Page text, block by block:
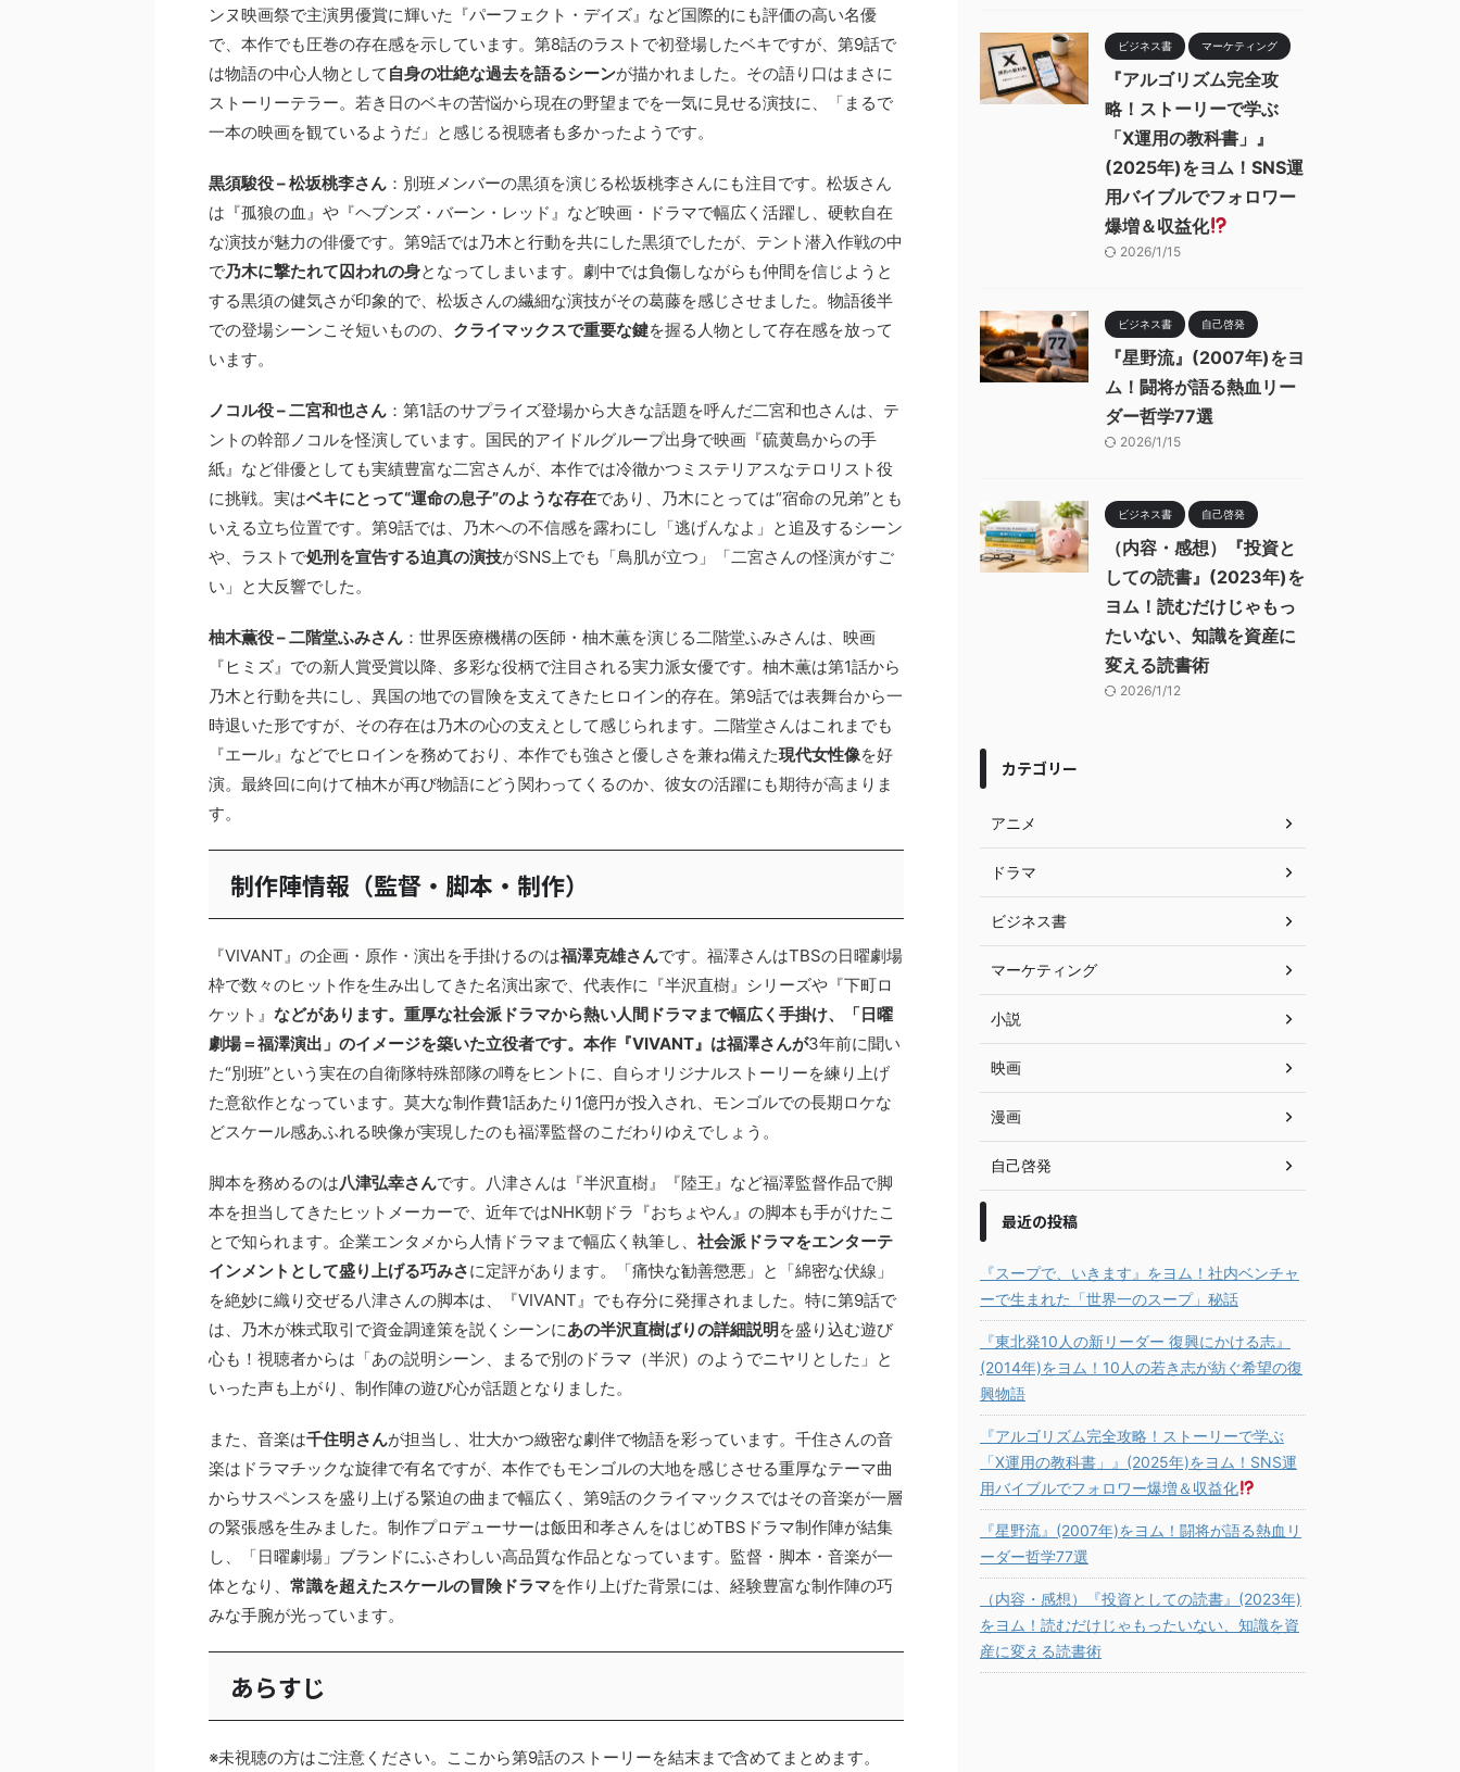
ンヌ映画祭で主演男優賞に輝いた『パーフェクト・デイズ』など国際的にも評価の高い名優
で、本作でも圧巻の存在感を示しています。第8話のラストで初登場したベキですが、第9話で
は物語の中心人物として 自身の壮絶な過去を語るシーンが描かれました。その語り口はまさに
ストーリーテラー。若き日のベキの苦悩から現在の野望までを一気に見せる演技に、「まるで
一本の映画を観ているようだ」と感じる視聴者も多かったようです。
黒須駿役 – 松坂桃李さん ：別班メンバーの黒須を演じる松坂桃李さんにも注目です。松坂さん
は『孤狼の血』や『ヘブンズ・バーン・レッド』など映画・ドラマで幅広く活躍し、硬軟自在
な演技が魅力の俳優です。第9話では乃木と行動を共にした黒須でしたが、テント潜入作戦の中
で乃木に撃たれて囚われの身となってしまいます。劇中では負傷しながらも仲間を信じようと
する黒須の健気さが印象的で、松坂さんの繊細な演技がその葛藤を感じさせました。物語後半
での登場シーンこそ短いものの、 クライマックスで重要な鍵を握る人物として存在感を放って
います。
ノコル役 – 二宮和也さん ：第1話のサプライズ登場から大きな話題を呼んだ二宮和也さんは、テ
ントの幹部ノコルを怪演しています。国民的アイドルグループ出身で映画『硫黄島からの手
紙』など俳優としても実績豊富な二宮さんが、本作では冷徹かつミステリアスなテロリスト役
に挑戦。実はベキにとって“運命の息子”のような存在であり、乃木にとっては“宿命の兄弟”とも
いえる立ち位置です。第9話では、乃木への不信感を露わにし「逃げんなよ」と追及するシーン
や、ラストで処刑を宣告する迫真の演技がSNS上でも「鳥肌が立つ」「二宮さんの怪演がすご
い」と大反響でした。
柚木薫役 – 二階堂ふみさん ：世界医療機構の医師・柚木薫を演じる二階堂ふみさんは、映画
『ヒミズ』での新人賞受賞以降、多彩な役柄で注目される実力派女優です。柚木薫は第1話から
乃木と行動を共にし、異国の地での冒険を支えてきたヒロイン的存在。第9話では表舞台から一
時退いた形ですが、その存在は乃木の心の支えとして感じられます。二階堂さんはこれまでも
『エール』などでヒロインを務めており、本作でも強さと優しさを兼ね備えた現代女性像を好
演。最終回に向けて柚木が再び物語にどう関わってくるのか、彼女の活躍にも期待が高まりま
す。
制作陣情報（監督・脚本・制作）
『VIVANT』の企画・原作・演出を手掛けるのは福澤克雄さんです。福澤さんはTBSの日曜劇場
枠で数々のヒット作を生み出してきた名演出家で、代表作に『半沢直樹』シリーズや『下町ロ
ケット』 などがあります。重厚な社会派ドラマから熱い人間ドラマまで幅広く手掛け、「日曜
劇場＝福澤演出」のイメージを築いた立役者です。本作『VIVANT』は福澤さんが3年前に聞い
た“別班”という実在の自衛隊特殊部隊の噂をヒントに、自らオリジナルストーリーを練り上げ
た意欲作となっています。莫大な制作費1話あたり1億円が投入され、モンゴルでの長期ロケな
どスケール感あふれる映像が実現したのも福澤監督のこだわりゆえでしょう。
脚本を務めるのは八津弘幸さんです。八津さんは『半沢直樹』『陸王』など福澤監督作品で脚
本を担当してきたヒットメーカーで、近年ではNHK朝ドラ『おちょやん』の脚本も手がけたこ
とで知られます。企業エンタメから人情ドラマまで幅広く執筆し、 社会派ドラマをエンターテ
インメントとして盛り上げる巧みさに定評があります。「痛快な勧善懲悪」と「綿密な伏線」
を絶妙に織り交ぜる八津さんの脚本は、『VIVANT』でも存分に発揮されました。特に第9話で
は、乃木が株式取引で資金調達策を説くシーンにあの半沢直樹ばりの詳細説明 を盛り込む遊び
心も！視聴者からは「あの説明シーン、まるで別のドラマ（半沢）のようでニヤリとした」と
いった声も上がり、制作陣の遊び心が話題となりました。
また、音楽は千住明さんが担当し、壮大かつ緻密な劇伴で物語を彩っています。千住さんの音
楽はドラマチックな旋律で有名ですが、本作でもモンゴルの大地を感じさせる重厚なテーマ曲
からサスペンスを盛り上げる緊迫の曲まで幅広く、第9話のクライマックスではその音楽が一層
の緊張感を生みました。制作プロデューサーは飯田和孝さんをはじめTBSドラマ制作陣が結集
し、「日曜劇場」ブランドにふさわしい高品質な作品となっています。監督・脚本・音楽が一
体となり、 常識を超えたスケールの冒険ドラマを作り上げた背景には、経験豊富な制作陣の巧
みな手腕が光っています。
あらすじ
※未視聴の方はご注意ください。ここから第9話のストーリーを結末まで含めてまとめます。
ビジネス書 マーケティング
『アルゴリズム完全攻
略！ストーリーで学ぶ
「X運用の教科書」』
(2025年)をヨム！SNS運
用バイブルでフォロワー
爆増＆収益化
2026/1/15
ビジネス書 自己啓発
『星野流』(2007年)をヨ
ム！闘将が語る熱血リー
ダー哲学77選
2026/1/15
ビジネス書 自己啓発
（内容・感想）『投資と
しての読書』(2023年)を
ヨム！読むだけじゃもっ
たいない、知識を資産に
変える読書術
2026/1/12
カテゴリー
アニメ
ドラマ
ビジネス書
マーケティング
小説
映画
漫画
自己啓発
最近の投稿
『スープで、いきます』をヨム！社内ベンチャ
ーで生まれた「世界一のスープ」秘話
『東北発10人の新リーダー 復興にかける志』
(2014年)をヨム！10人の若き志が紡ぐ希望の復
興物語
『アルゴリズム完全攻略！ストーリーで学ぶ
「X運用の教科書」』(2025年)をヨム！SNS運
用バイブルでフォロワー爆増＆収益化
『星野流』(2007年)をヨム！闘将が語る熱血リ
ーダー哲学77選
（内容・感想）『投資としての読書』(2023年)
をヨム！読むだけじゃもったいない、知識を資
産に変える読書術